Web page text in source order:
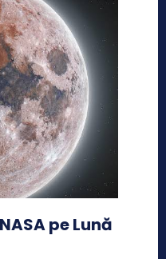
pe Lună